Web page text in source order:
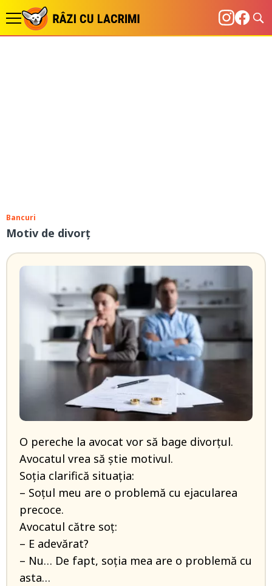
Bancuri
Motiv de divorț
O pereche la avocat vor să bage divorțul.
Avocatul vrea să știe motivul.
Soția clarifică situația:
– Soțul meu are o problemă cu ejacularea
precoce.
Avocatul către soț:
– E adevărat?
– Nu… De fapt, soția mea are o problemă cu
asta…